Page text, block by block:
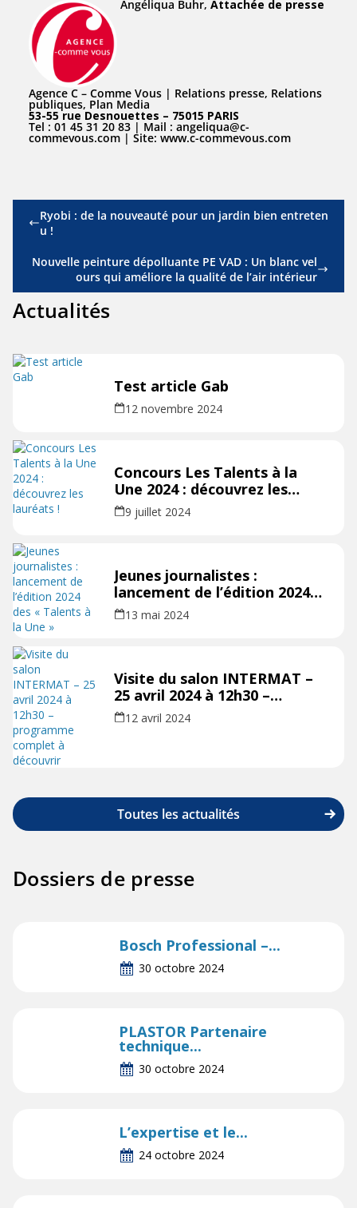
Angéliqua Buhr, Attachée de presse
Agence C – Comme Vous | Relations presse, Relations
publiques, Plan Media
53-55 rue Desnouettes – 75015 PARIS
Tel : 01 45 31 20 83 | Mail : angeliqua@c-
commevous.com | Site: www.c-commevous.com
Ryobi : de la nouveauté pour un jardin bien entreten
u !
Nouvelle peinture dépolluante PE VAD : Un blanc vel
ours qui améliore la qualité de l’air intérieur
Actualités
Test article Gab
12 novembre 2024
Concours Les Talents à la
Une 2024 : découvrez les
lauréats !
9 juillet 2024
Jeunes journalistes :
lancement de l’édition 2024
des « Talents à la Une »
13 mai 2024
Visite du salon INTERMAT –
25 avril 2024 à 12h30 –
programme complet à
découvrir
12 avril 2024
Toutes les actualités
Dossiers de presse
Bosch Professional –...
30 octobre 2024
PLASTOR Partenaire
technique...
30 octobre 2024
L’expertise et le...
24 octobre 2024